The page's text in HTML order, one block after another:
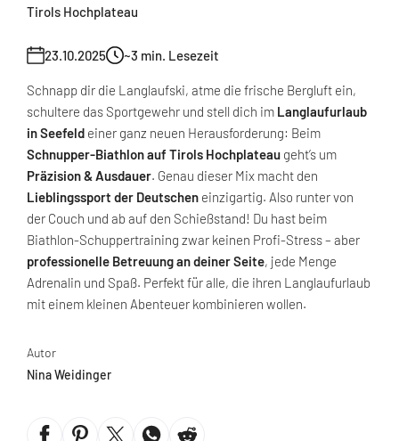
Tirols Hochplateau
23.10.2025 ~3 min. Lesezeit
Schnapp dir die Langlaufski, atme die frische Bergluft ein,
schultere das Sportgewehr und stell dich im Langlaufurlaub
in Seefeld einer ganz neuen Herausforderung: Beim
Schnupper-Biathlon auf Tirols Hochplateau geht’s um
Präzision & Ausdauer. Genau dieser Mix macht den
Lieblingssport der Deutschen einzigartig. Also runter von
der Couch und ab auf den Schießstand! Du hast beim
Biathlon-Schuppertraining zwar keinen Profi-Stress – aber
professionelle Betreuung an deiner Seite, jede Menge
Adrenalin und Spaß. Perfekt für alle, die ihren Langlaufurlaub
mit einem kleinen Abenteuer kombinieren wollen.
Autor
Nina Weidinger